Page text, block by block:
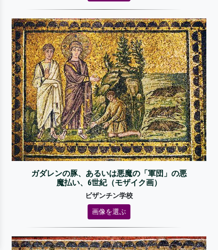
ガダレンの豚、あるいは悪魔の「軍団」の悪
魔払い、6世紀（モザイク画）
ビザンチン学校
画像を選ぶ